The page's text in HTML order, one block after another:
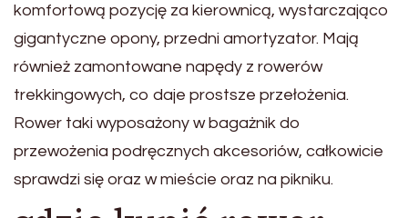
komfortową pozycję za kierownicą, wystarczająco
gigantyczne opony, przedni amortyzator. Mają
również zamontowane napędy z rowerów
trekkingowych, co daje prostsze przełożenia.
Rower taki wyposażony w bagażnik do
przewożenia podręcznych akcesoriów, całkowicie
sprawdzi się oraz w mieście oraz na pikniku.